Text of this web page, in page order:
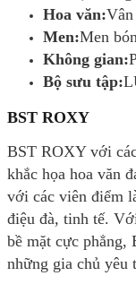
Hoa văn:Vân
Men:Men
Không gian:
Bộ sưu tập:
BST ROXY
BST ROXY với
khắc họa hoa văn
với các viên điểm
điệu đà, tinh tế.
bề mặt cực
những gia chủ yêu